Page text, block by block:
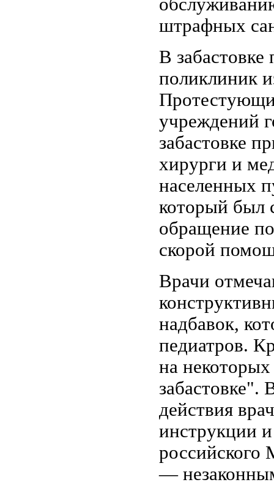
штрафных
В
поликлиник
учреждений
забастовке
хирурги и
населенных
который был
обращение
скорой
Врачи
надбавок,
педиатров.
на
забастовке".
действия
инструкции
российского
—